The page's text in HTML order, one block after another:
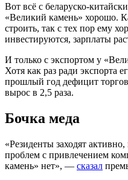
Вот всё с беларуско-
«Великий камень» хорошо.
строить, так с тех пор ему
инвестируются, зарплаты
И только с экспортом у
Хотя как раз ради экспорта
прошлый год дефицит
вырос в 2,5 раза.
Бочка меда
«Резиденты заходят
проблем с привлечением
камень» нет», — сказал